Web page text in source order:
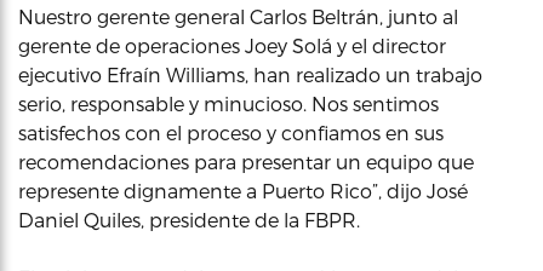
Nuestro gerente general Carlos Beltrán, junto al
gerente de operaciones Joey Solá y el director
ejecutivo Efraín Williams, han realizado un trabajo
serio, responsable y minucioso. Nos sentimos
satisfechos con el proceso y confiamos en sus
recomendaciones para presentar un equipo que
represente dignamente a Puerto Rico”, dijo José
Daniel Quiles, presidente de la FBPR.